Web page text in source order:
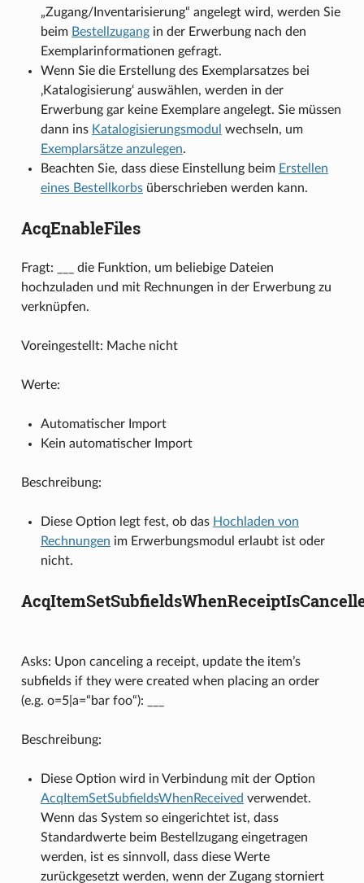
„Zugang/Inventarisierung“ angelegt wird, werden Sie
beim Bestellzugangin der Erwerbung nach den
Exemplarinformationen gefragt.
Wenn Sie die Erstellung des Exemplarsatzes bei
‚Katalogisierung‘ auswählen, werden in der
Erwerbung gar keine Exemplare angelegt. Sie müssen
dann ins Katalogisierungsmodul wechseln, um
Exemplarsätze anzulegen.
Beachten Sie, dass diese Einstellung beim Erstellen
eines Bestellkorbsüberschrieben werden kann.
AcqEnableFiles
Fragt: ___ die Funktion, um beliebige Dateien
hochzuladen und mit Rechnungen in der Erwerbung zu
verknüpfen.
Voreingestellt: Mache nicht
Werte:
Automatischer Import
Kein automatischer Import
Beschreibung:
Diese Option legt fest, ob das Hochladen von
Rechnungen im Erwerbungsmodul erlaubt ist oder
nicht.
Asks: Upon canceling a receipt, update the item’s
subfields if they were created when placing an order
(e.g. o=5|a=“bar foo“): ___
Beschreibung:
Diese Option wird in Verbindung mit der Option
AcqItemSetSubfieldsWhenReceived verwendet.
Wenn das System so eingerichtet ist, dass
Standardwerte beim Bestellzugang eingetragen
werden, ist es sinnvoll, dass diese Werte
zurückgesetzt werden, wenn der Zugang storniert